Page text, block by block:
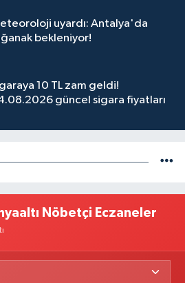
uyardı: Antalya'da
bekleniyor!
10 TL zam geldi!
güncel sigara fiyatları
Nöbetçi Eczaneler